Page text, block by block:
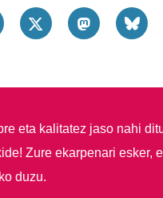
eta kalitatez jaso nahi
Zure ekarpenari esker,
duzu.